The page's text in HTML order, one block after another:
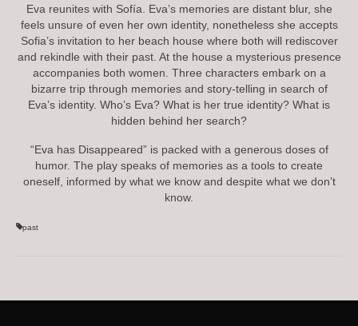
Eva reunites with Sofía. Eva’s memories are distant blur, she
feels unsure of even her own identity, nonetheless she accepts
Sofia’s invitation to her beach house where both will rediscover
and rekindle with their past. At the house a mysterious presence
accompanies both women. Three characters embark on a
bizarre trip through memories and story-telling in search of
Eva’s identity. Who’s Eva? What is her true identity? What is
hidden behind her search?
“Eva has Disappeared” is packed with a generous doses of
humor. The play speaks of memories as a tools to create
oneself, informed by what we know and despite what we don’t
know.
past